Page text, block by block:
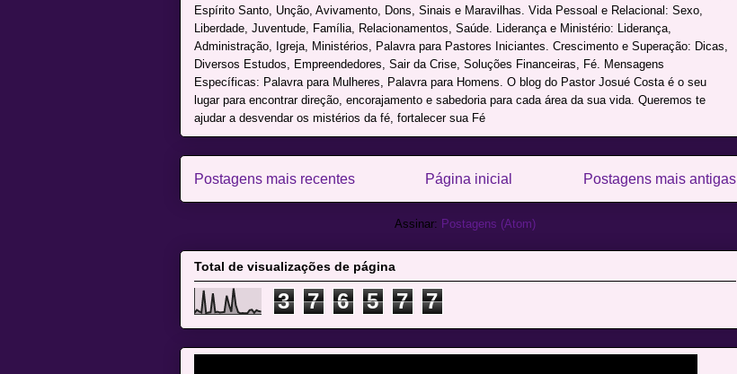
Espírito Santo, Unção, Avivamento, Dons, Sinais e Maravilhas. Vida Pessoal e Relacional: Sexo,
Liberdade, Juventude, Família, Relacionamentos, Saúde. Liderança e Ministério: Liderança,
Administração, Igreja, Ministérios, Palavra para Pastores Iniciantes. Crescimento e Superação: Dicas,
Diversos Estudos, Empreendedores, Sair da Crise, Soluções Financeiras, Fé. Mensagens
Específicas: Palavra para Mulheres, Palavra para Homens. O blog do Pastor Josué Costa é o seu
lugar para encontrar direção, encorajamento e sabedoria para cada área da sua vida. Queremos te
ajudar a desvendar os mistérios da fé, fortalecer sua Fé
Postagens mais recentes Postagens mais antigas
Página inicial
Assinar: Postagens (Atom)
Total de visualizações de página
3 7 6 5 7 7